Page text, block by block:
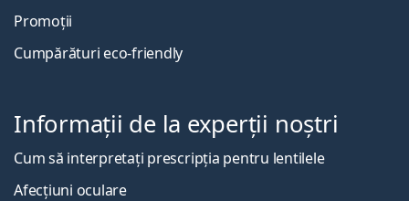
Promoții
Cumpărături eco-friendly
Informații de la experții noștri
Cum să interpretați prescripția pentru lentilele
Afecțiuni oculare